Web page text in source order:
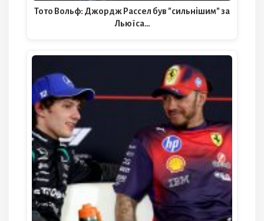
Тото Вольф: Джордж Рассел був "сильнішим" за
Льюїса…